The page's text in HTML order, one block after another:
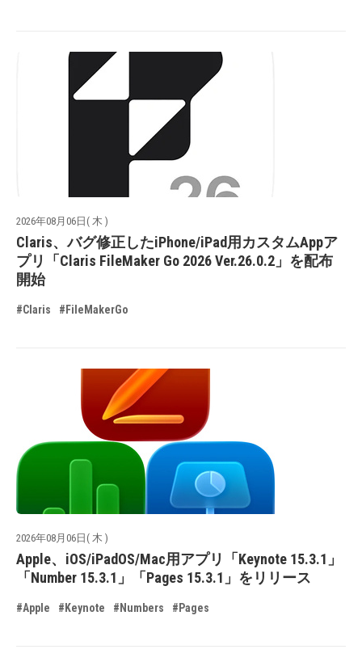
2026年08月06日( 木 )
Claris、バグ修正したiPhone/iPad用カスタムAppア
プリ「Claris FileMaker Go 2026 Ver.26.0.2」を配布
開始
#Claris #FileMakerGo
2026年08月06日( 木 )
Apple、iOS/iPadOS/Mac用アプリ「Keynote 15.3.1」
「Number 15.3.1」「Pages 15.3.1」をリリース
#Apple #Keynote #Numbers #Pages